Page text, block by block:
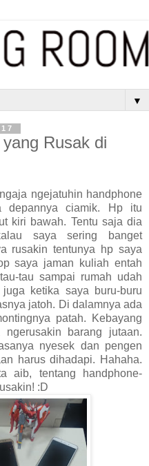
▼
Rusak di
ngejatuhin handphone
depannya ciamik. Hp itu
kiri bawah. Tentu saja dia
saya sering banget
rusakin tentunya hp saya
saya jaman kuliah entah
tau sampai rumah udah
ketika saya buru-buru
jatoh. Di dalamnya ada
patah. Kebayang
barang jutaan.
nyesek dan pengen
harus dihadapi. Hahaha.
aib, tentang handphone-
:D